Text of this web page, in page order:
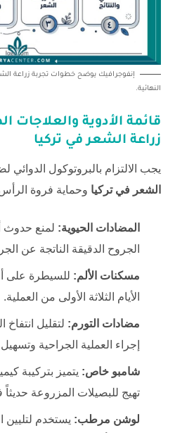
إنفوجرافيك يوضح خطوات تجربة زراعة
النهائية.
قائمة الأدوية والعلاجات
زراعة الشعر في تركيا
يجب الالتزام بالبروتوكول الدوائي
الشعر في تركيا وحماية فروة الرأس
المضادات الحيوية: لمنع حدوث
الجروح الدقيقة الناتجة عن
مسكنات الألم: للسيطرة على
الأيام الثلاثة الأولى من العملية.
مضادات التورم: لتقليل انتفاخ
إجراء العملية الجراحية
شامبو خاص: يتميز بتركيبة
تهيج للبصيلات المزروعة
لوشن مرطب: يستخدم